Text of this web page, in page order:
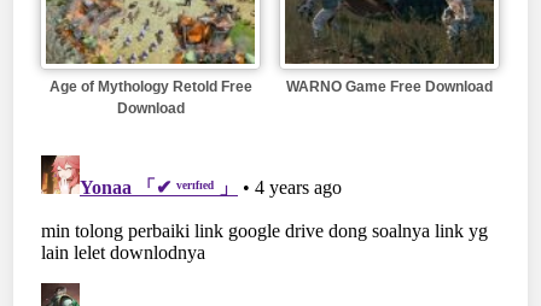
Age of Mythology Retold Free
Download
WARNO Game Free Download